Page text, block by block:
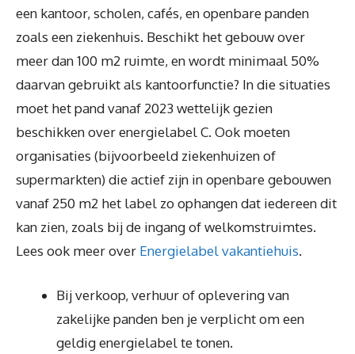
een kantoor, scholen, cafés, en openbare panden
zoals een ziekenhuis. Beschikt het gebouw over
meer dan 100 m2 ruimte, en wordt minimaal 50%
daarvan gebruikt als kantoorfunctie? In die situaties
moet het pand vanaf 2023 wettelijk gezien
beschikken over energielabel C. Ook moeten
organisaties (bijvoorbeeld ziekenhuizen of
supermarkten) die actief zijn in openbare gebouwen
vanaf 250 m2 het label zo ophangen dat iedereen dit
kan zien, zoals bij de ingang of welkomstruimtes.
Lees ook meer over Energielabel vakantiehuis.
Bij verkoop, verhuur of oplevering van
zakelijke panden ben je verplicht om een
geldig energielabel te tonen.